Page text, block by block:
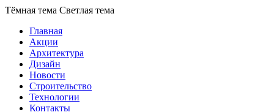
Тёмная тема Светлая тема
Главная
Акции
Архитектура
Дизайн
Новости
Строительство
Технологии
Контакты